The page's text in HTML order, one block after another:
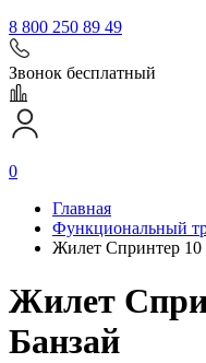
8 800 250 89 49
Звонок бесплатный
0
Главная
Функциональный
Жилет Спринтер 10
Жилет
Банзай